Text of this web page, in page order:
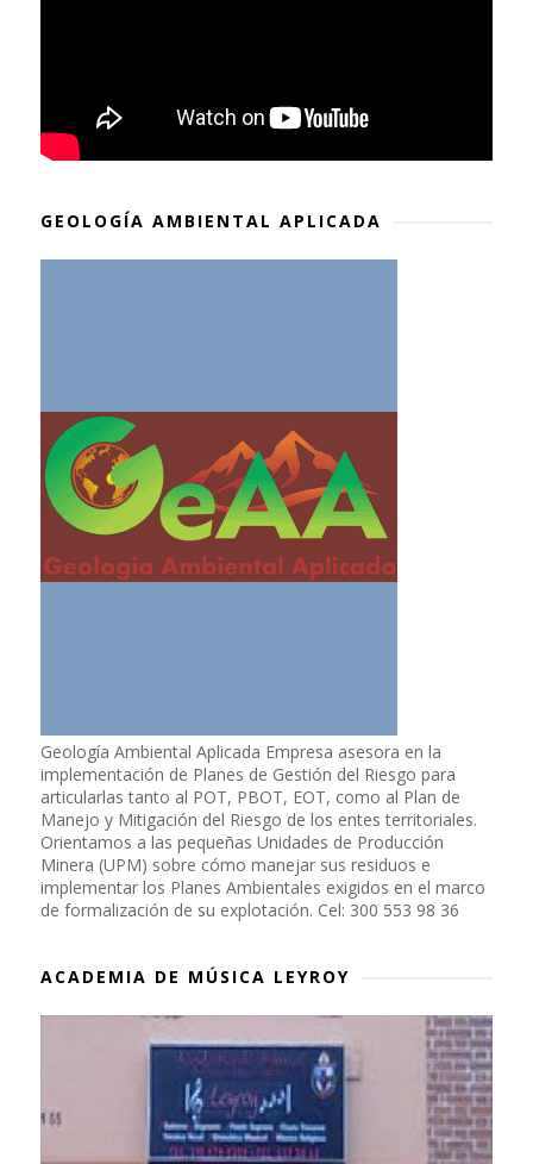
GEOLOGÍA AMBIENTAL APLICADA
Geología Ambiental Aplicada Empresa asesora en la
implementación de Planes de Gestión del Riesgo para
articularlas tanto al POT, PBOT, EOT, como al Plan de
Manejo y Mitigación del Riesgo de los entes territoriales.
Orientamos a las pequeñas Unidades de Producción
Minera (UPM) sobre cómo manejar sus residuos e
implementar los Planes Ambientales exigidos en el marco
de formalización de su explotación. Cel: 300 553 98 36
ACADEMIA DE MÚSICA LEYROY